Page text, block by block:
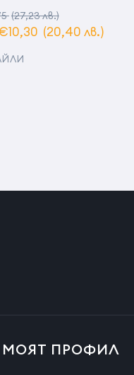
(27,23 лв.)
(20,40 лв.)
МОЯТ ПРОФИЛ